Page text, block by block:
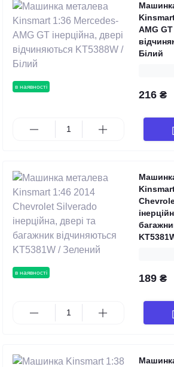
в наявності
AMG GT
Білий
216 ₴
в наявності 189 ₴